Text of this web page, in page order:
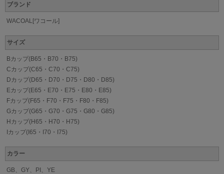
ブランド
WACOAL[ワコール]
サイズ
Bカップ(B65・B70・B75)
Cカップ(C65・C70・C75)
Dカップ(D65・D70・D75・D80・D85)
Eカップ(E65・E70・E75・E80・E85)
Fカップ(F65・F70・F75・F80・F85)
Gカップ(G65・G70・G75・G80・G85)
Hカップ(H65・H70・H75)
Iカップ(I65・I70・I75)
カラー
GB、GY、PI、YE